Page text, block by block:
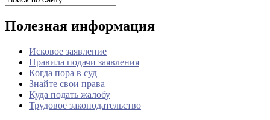
Полезная информация
Исковое заявление
Правила подачи заявления
Когда пора в суд
Знайте свои права
Куда подать жалобу
Трудовое законодательство